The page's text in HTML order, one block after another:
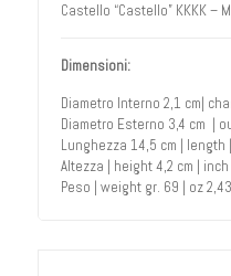
Castello “Castello” KKKK –
Dimensioni:
Diametro Interno 2,1 cm|
Diametro Esterno 3,4 cm |
Lunghezza 14,5 cm | length
Altezza | height 4,2 cm |
Peso | weight gr. 69 | oz 2,43